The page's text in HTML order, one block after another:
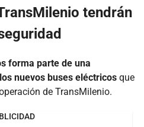
tendrán
forma parte de una
nuevos buses eléctricos que
de TransMilenio.